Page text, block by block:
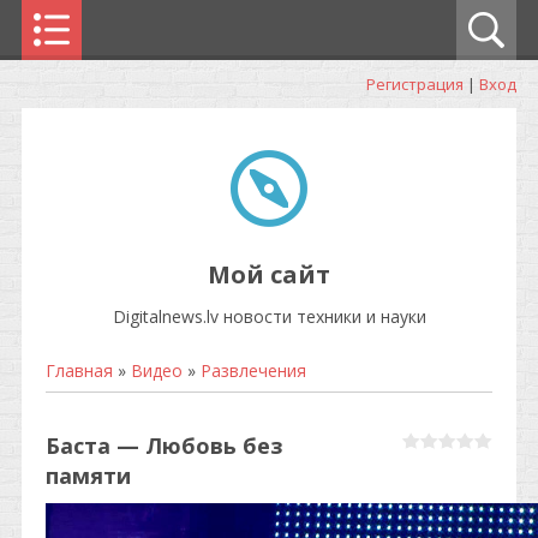
Регистрация | Вход
Мой сайт
Digitalnews.lv новости техники и науки
Главная » Видео » Развлечения
Баста — Любовь без
памяти